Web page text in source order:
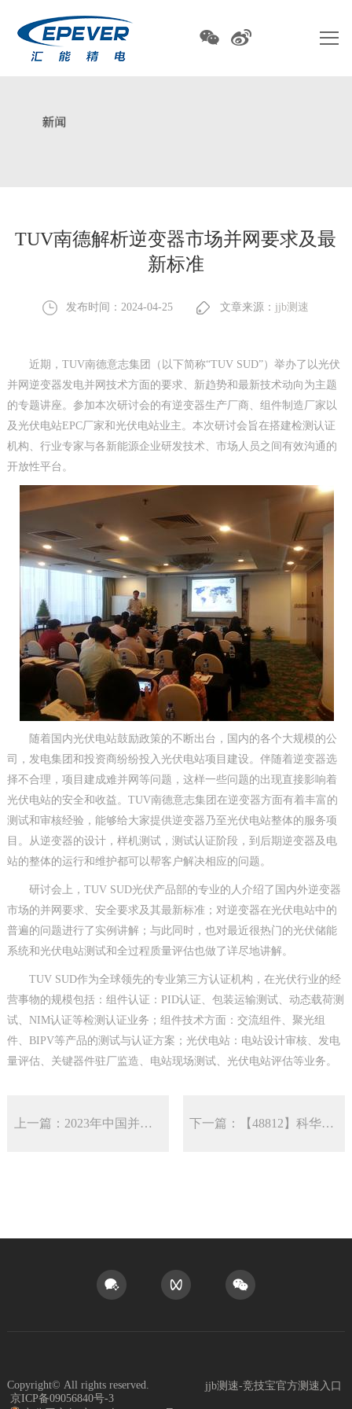
TUV南德解析逆变器市场并网要求及最
新标准
发布时间：2024-04-25 文章来源： jjb测速
近期，TUV南德意志集团（以下简称“TUV SUD”）举办了以光伏
并网逆变器发电并网技术方面的要求、新趋势和最新技术动向为主题
的专题讲座。参加本次研讨会的有逆变器生产厂商、组件制造厂家以
及光伏电站EPC厂家和光伏电站业主。本次研讨会旨在搭建检测认证
机构、行业专家与各新能源企业研发技术、市场人员之间有效沟通的
开放性平台。
随着国内光伏电站鼓励政策的不断出台，国内的各个大规模的公
司，发电集团和投资商纷纷投入光伏电站项目建设。伴随着逆变器选
择不合理，项目建成难并网等问题，这样一些问题的出现直接影响着
光伏电站的安全和收益。TUV南德意志集团在逆变器方面有着丰富的
测试和审核经验，能够给大家提供逆变器乃至光伏电站整体的服务项
目。从逆变器的设计，样机测试，测试认证阶段，到后期逆变器及电
站的整体的运行和维护都可以帮客户解决相应的问题。
研讨会上，TUV SUD光伏产品部的专业的人介绍了国内外逆变器
市场的并网要求、安全要求及其最新标准；对逆变器在光伏电站中的
普遍的问题进行了实例讲解；与此同时，也对最近很热门的光伏储能
系统和光伏电站测试和全过程质量评估也做了详尽地讲解。
TUV SUD作为全球领先的专业第三方认证机构，在光伏行业的经
营事物的规模包括：组件认证：PID认证、包装运输测试、动态载荷测
试、NIM认证等检测认证业务；组件技术方面：交流组件、聚光组
件、BIPV等产品的测试与认证方案；光伏电站：电站设计审核、发电
量评估、关键器件驻厂监造、电站现场测试、光伏电站评估等业务。
上一篇：2023年中国并网逆变器行业重点企业经营情况及投资战略规划报告 下一篇：【48812】科华数据、阳光电源拟中标!国家动力集团400MW光伏逆变器项目
Copyright© jjb测速-竞技宝官方测速入口
All rights reserved.
京ICP备09056840号-3